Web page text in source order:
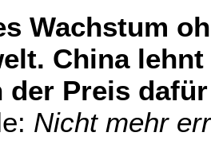
Wachstum
China
der Preis
Nicht mehr